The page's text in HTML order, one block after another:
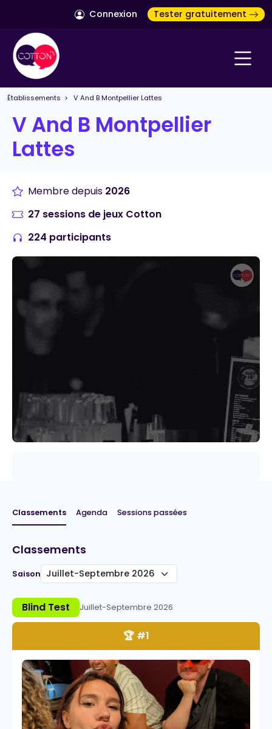
Connexion Tester gratuitement
Établissements > V And B Montpellier Lattes
V And B Montpellier
Lattes
Membre depuis 2026
27 sessions de jeux Cotton
224 participants
Classements Agenda Sessions passées
Classements
Saison
Blind Test Juillet-Septembre 2026
🏆 #1